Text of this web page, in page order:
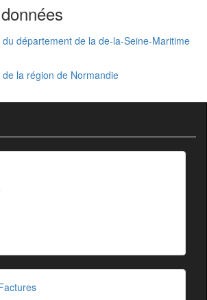
département de la de-la-Seine-Maritime
la région de Normandie